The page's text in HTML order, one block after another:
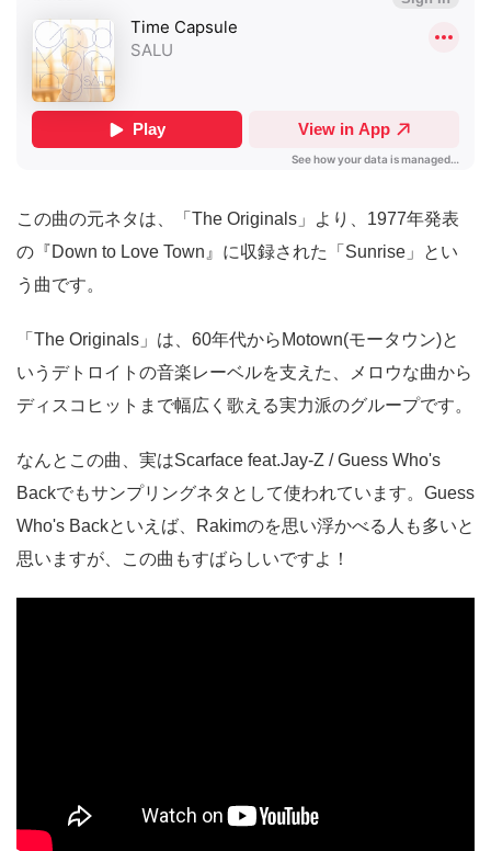
この曲の元ネタは、「The Originals」より、1977年発表
の『Down to Love Town』に収録された「Sunrise」とい
う曲です。
「The Originals」は、60年代からMotown(モータウン)と
いうデトロイトの音楽レーベルを支えた、メロウな曲から
ディスコヒットまで幅広く歌える実力派のグループです。
なんとこの曲、実はScarface feat.Jay-Z / Guess Who's
Backでもサンプリングネタとして使われています。Guess
Who's Backといえば、Rakimのを思い浮かべる人も多いと
思いますが、この曲もすばらしいですよ！